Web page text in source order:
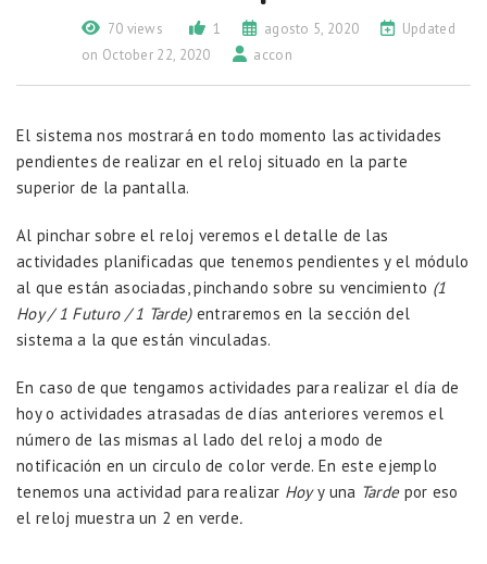
70 views 1 agosto 5, 2020
Updated
on October 22, 2020
accon
El sistema nos mostrará en todo momento las actividades
pendientes de realizar en el reloj situado en la parte
superior de la pantalla.
Al pinchar sobre el reloj veremos el detalle de las
actividades planificadas que tenemos pendientes y el módulo
al que están asociadas, pinchando sobre su vencimiento (1
Hoy / 1 Futuro / 1 Tarde)entraremos en la sección del
sistema a la que están vinculadas.
En caso de que tengamos actividades para realizar el día de
hoy o actividades atrasadas de días anteriores veremos el
número de las mismas al lado del reloj a modo de
notificación en un circulo de color verde. En este ejemplo
tenemos una actividad para realizar Hoyy una Tarde por eso
el reloj muestra un 2 en verde.